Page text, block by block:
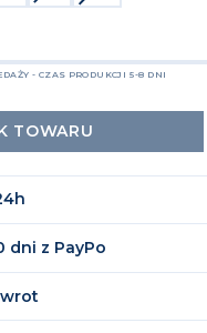
- CZAS PRODUKCJI 5-8 DNI
TOWARU
dni z PayPo